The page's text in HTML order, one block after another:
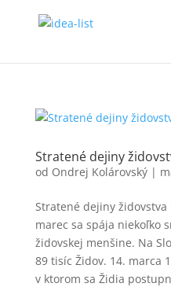
Stratené dejiny
od Ondrej Kolárovský|
Stratené dejiny židovstva
marec sa spája niekoľko
židovskej menšine. Na
89 tisíc Židov. 14. marca
v ktorom sa Židia